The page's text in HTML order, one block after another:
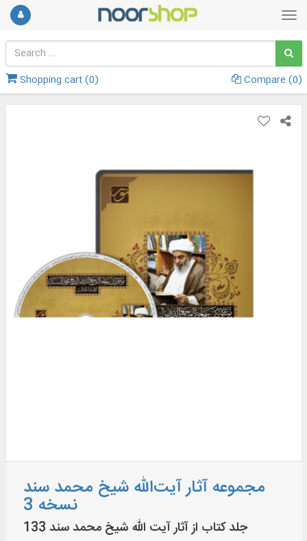
Shopping cart (0) Compare (0)
مجموعه آثار آیت‌الله شیخ محمد سند
نسخه 3
133 جلد کتاب از آثار آیت‌ الله شیخ محمد سند